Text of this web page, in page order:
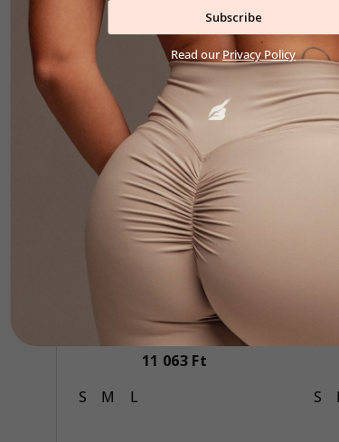
Újdonság
BOMBSHELL 2.0
Rövidnadrág SKY BLUE
11 063 Ft
S
M L
S
Subscribe
Read ourPrivacy Policy